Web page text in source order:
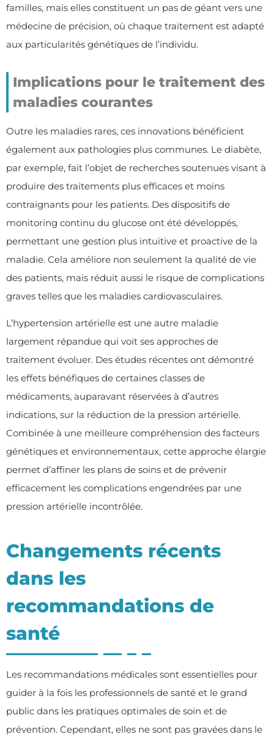
familles, mais elles constituent un pas de géant vers une
médecine de précision, où chaque traitement est adapté
aux particularités génétiques de l’individu.
Implications pour le traitement des
maladies courantes
Outre les maladies rares, ces innovations bénéficient
également aux pathologies plus communes. Le diabète,
par exemple, fait l’objet de recherches soutenues visant à
produire des traitements plus efficaces et moins
contraignants pour les patients. Des dispositifs de
monitoring continu du glucose ont été développés,
permettant une gestion plus intuitive et proactive de la
maladie. Cela améliore non seulement la qualité de vie
des patients, mais réduit aussi le risque de complications
graves telles que les maladies cardiovasculaires.
L’hypertension artérielle est une autre maladie
largement répandue qui voit ses approches de
traitement évoluer. Des études récentes ont démontré
les effets bénéfiques de certaines classes de
médicaments, auparavant réservées à d’autres
indications, sur la réduction de la pression artérielle.
Combinée à une meilleure compréhension des facteurs
génétiques et environnementaux, cette approche élargie
permet d’affiner les plans de soins et de prévenir
efficacement les complications engendrées par une
pression artérielle incontrôlée.
Changements récents
dans les
recommandations de
santé
Les recommandations médicales sont essentielles pour
guider à la fois les professionnels de santé et le grand
public dans les pratiques optimales de soin et de
prévention. Cependant, elles ne sont pas gravées dans le